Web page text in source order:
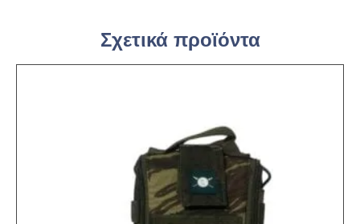
Σχετικά προϊόντα